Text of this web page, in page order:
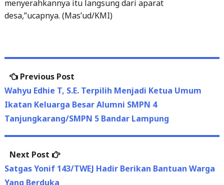
navigationpost:
Wahyu Edhie T, S.E. Terpilih Menjadi Ketua Umum
Ikatan Keluarga Besar Alumni SMPN 4
Tanjungkarang/SMPN 5 Bandar Lampung
Next Post
Next
post:
Satgas Yonif 143/TWEJ Hadir Berikan Bantuan Warga
Yang Berduka